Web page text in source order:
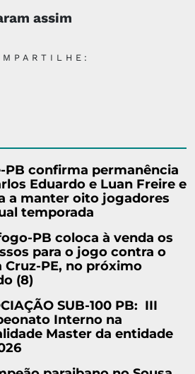
assim
PB confirma permanência
Eduardo e Luan Freire e
a manter oito jogadores
temporada
PB coloca à venda os
para o jogo contra o
Cruz-PE, no próximo
(8)
SUB-100 PB: III
Interno na
Master da entidade